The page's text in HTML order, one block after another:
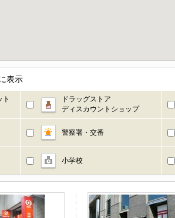
表示
ト
ドラッグストア
ディスカウントショップ
警察署・交番
小学校